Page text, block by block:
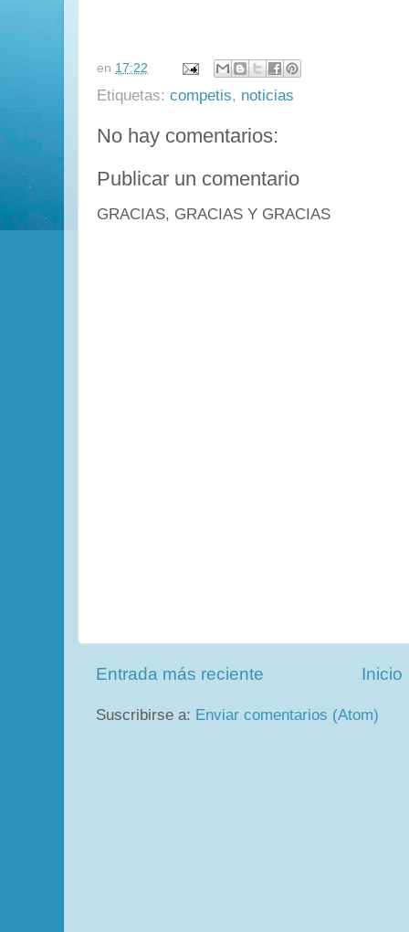
en 17:22
Etiquetas: competis, noticias
No hay comentarios:
Publicar un comentario
GRACIAS, GRACIAS Y GRACIAS
Entrada más reciente Inicio
Suscribirse a: Enviar comentarios (Atom)